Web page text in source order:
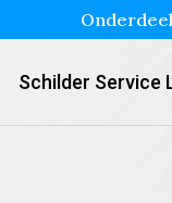
Schilder Service